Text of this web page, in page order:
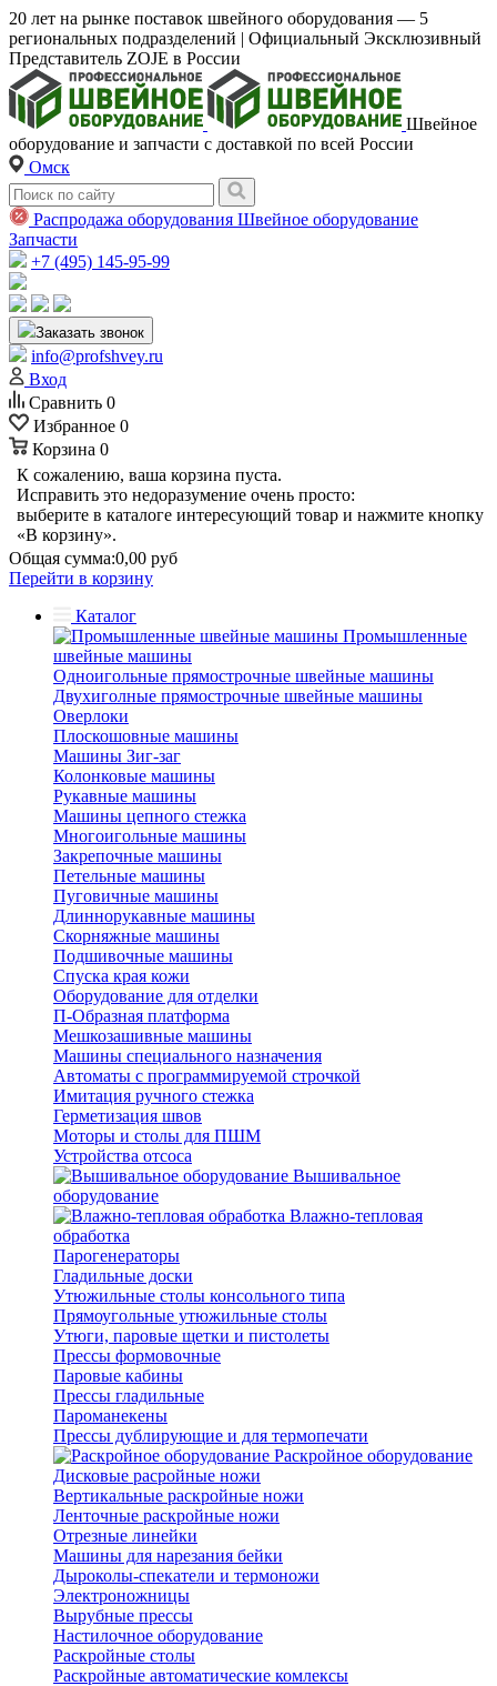
20 лет на рынке поставок швейного оборудования — 5
региональных подразделений | Официальный Эксклюзивный
Представитель ZOJE в России
Швейное
оборудование и запчасти с доставкой по всей России
Омск
Распродажа оборудования Швейное оборудование
Запчасти
+7 (495) 145-95-99
Заказать звонок
info@profshvey.ru
Вход
Сравнить 0
Избранное 0
Корзина 0
К сожалению, ваша корзина пуста.
Исправить это недоразумение очень просто:
выберите в каталоге интересующий товар и нажмите кнопку
«В корзину».
Общая сумма:0,00 руб
Перейти в корзину
Каталог
Промышленные
швейные машины
Одноигольные прямострочные швейные машины
Двухиголные прямострочные швейные машины
Оверлоки
Плоскошовные машины
Машины Зиг-заг
Колонковые машины
Рукавные машины
Машины цепного стежка
Многоигольные машины
Закрепочные машины
Петельные машины
Пуговичные машины
Длиннорукавные машины
Скорняжные машины
Подшивочные машины
Спуска края кожи
Оборудование для отделки
П-Образная платформа
Мешкозашивные машины
Машины специального назначения
Автоматы с программируемой строчкой
Имитация ручного стежка
Герметизация швов
Моторы и столы для ПШМ
Устройства отсоса
Вышивальное
оборудование
Влажно-тепловая
обработка
Парогенераторы
Гладильные доски
Утюжильные столы консольного типа
Прямоугольные утюжильные столы
Утюги, паровые щетки и пистолеты
Прессы формовочные
Паровые кабины
Прессы гладильные
Пароманекены
Прессы дублирующие и для термопечати
Раскройное оборудование
Дисковые расройные ножи
Вертикальные раскройные ножи
Ленточные раскройные ножи
Отрезные линейки
Машины для нарезания бейки
Дыроколы-спекатели и термоножи
Электроножницы
Вырубные прессы
Настилочное оборудование
Раскройные столы
Раскройные автоматические комлексы